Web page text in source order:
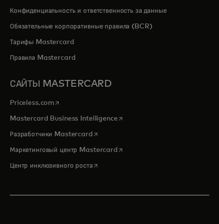
Конфиденциальность и ответственность за данные
Обязательные корпоративные правила (BCR)
Тарифы Mastercard
Правила Mastercard
САЙТЫ MASTERCARD
Priceless.com opens in a new tab
Mastercard Business Intelligenceopens in a new tab
Разработчики Mastercardopens in a new tab
Маркетинговый центр Mastercardopens in a new tab
Центр инклюзивного ростаopens in a new tab